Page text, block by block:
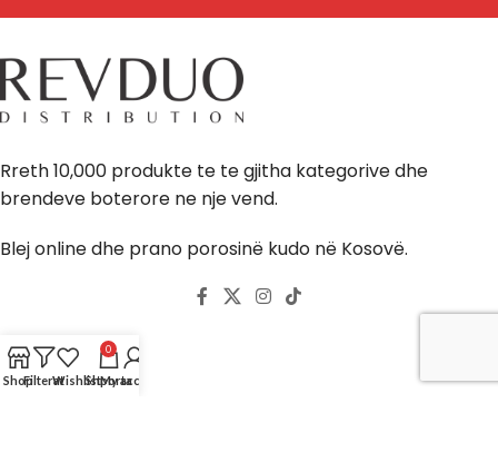
Rreth 10,000 produkte te te gjitha kategorive dhe
brendeve boterore ne nje vend.
Blej online dhe prano porosinë kudo në Kosovë.
Llogaria
ShopFilteratWishlist
0
Shporta
My account